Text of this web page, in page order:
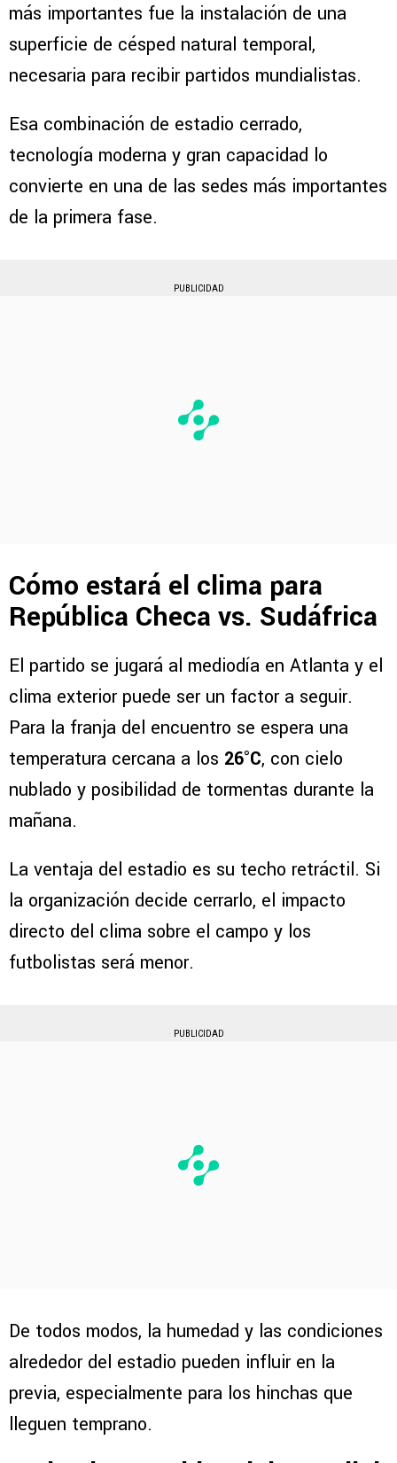
más importantes fue la instalación de una
superficie de césped natural temporal,
necesaria para recibir partidos mundialistas.
Esa combinación de estadio cerrado,
tecnología moderna y gran capacidad lo
convierte en una de las sedes más importantes
de la primera fase.
PUBLICIDAD
Cómo estará el clima para
República Checa vs. Sudáfrica
El partido se jugará al mediodía en Atlanta y el
clima exterior puede ser un factor a seguir.
Para la franja del encuentro se espera una
temperatura cercana a los 26°C, con cielo
nublado y posibilidad de tormentas durante la
mañana.
La ventaja del estadio es su techo retráctil. Si
la organización decide cerrarlo, el impacto
directo del clima sobre el campo y los
futbolistas será menor.
PUBLICIDAD
De todos modos, la humedad y las condiciones
alrededor del estadio pueden influir en la
previa, especialmente para los hinchas que
lleguen temprano.